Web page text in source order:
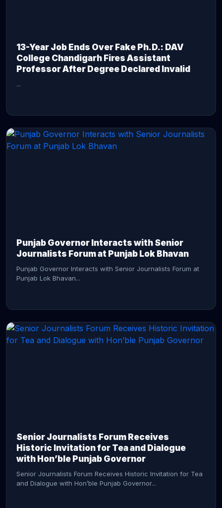
13-Year Job Ends Over Fake Ph.D.: DAV
College Chandigarh Fires Assistant
Professor After Degree Declared Invalid
...
Punjab Governor Interacts with Senior
Journalists Forum at Punjab Lok Bhavan
Punjab Governor Interacts with Senior Journalists Forum at
Punjab Lok Bhavan...
Senior Journalists Forum Receives
Historic Invitation for Tea and Dialogue
with Hon’ble Punjab Governor
Senior Journalists Forum Receives Historic Invitation for Tea
and Dialogue with Hon’ble Punjab Governor...